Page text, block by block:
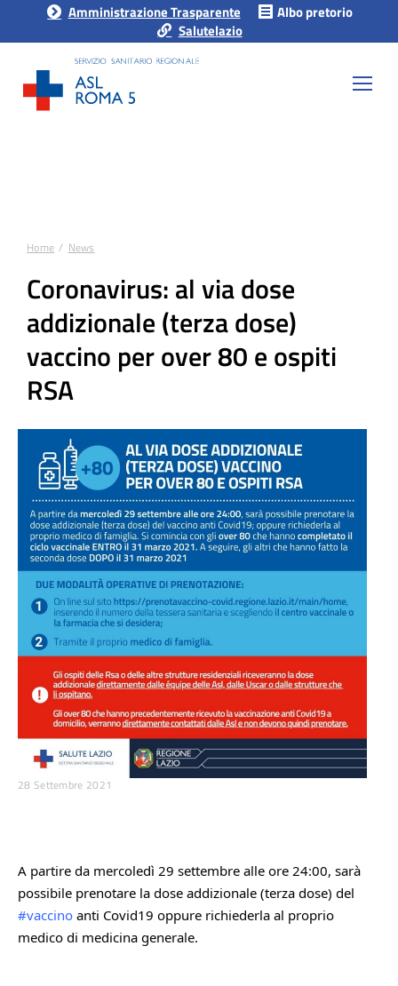
Amministrazione Trasparente
Albo pretorio
Salutelazio
Tu sei qui:
Home News
Coronavirus: al via dose
addizionale (terza dose)
vaccino per over 80 e ospiti
RSA
28 Settembre 2021
A partire da mercoledì 29 settembre alle ore 24:00, sarà
#vaccino anti Covid19 oppure richiederla al proprio
medico di medicina generale.